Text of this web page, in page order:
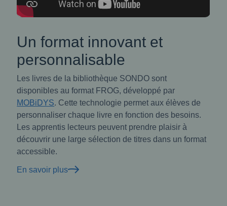
Un format innovant et
personnalisable
Les livres de la bibliothèque SONDO sont
disponibles au format FROG, développé par
MOBiDYS. Cette technologie permet aux élèves de
personnaliser chaque livre en fonction des besoins.
Les apprentis lecteurs peuvent prendre plaisir à
découvrir une large sélection de titres dans un format
accessible.
En savoir plus